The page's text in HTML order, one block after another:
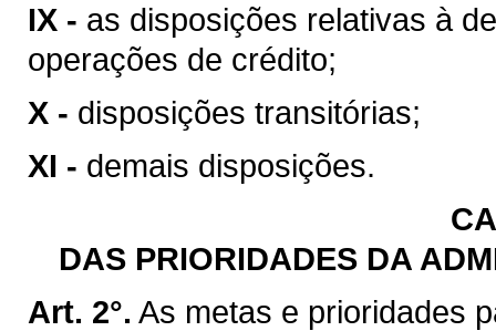
IX - as disposições relativas à
operações de crédito;
X - disposições transitórias;
XI - demais disposições.
DAS PRIORIDADES DA
Art. 2°. As metas e prioridades